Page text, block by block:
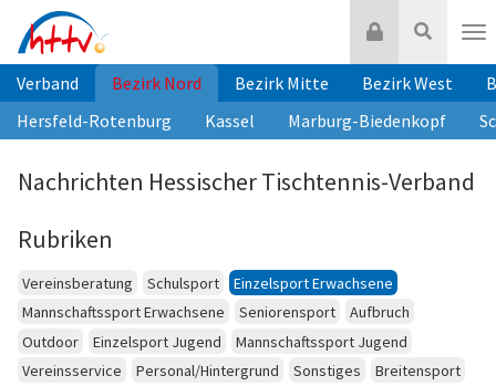
Inhalt
springen
Suche
Login
Verband Bezirk Nord Bezirk Mitte Bezirk West
Hersfeld-Rotenburg
Kassel Marburg-Biedenkopf
Nachrichten Hessischer Tischtennis-Verband
Rubriken
Vereinsberatung Schulsport
Einzelsport Erwachsene
Mannschaftssport Erwachsene
Seniorensport
Aufbruch
Outdoor
Einzelsport Jugend
Mannschaftssport Jugend
Vereinsservice
Personal/Hintergrund Sonstiges
Breitensport